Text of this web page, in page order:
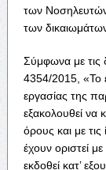
των
των
Σύμφωνα με τις
4354/2015, «Το
εργασίας της
εξακολουθεί να
όρους και με
έχουν οριστεί
εκδοθεί κατ’